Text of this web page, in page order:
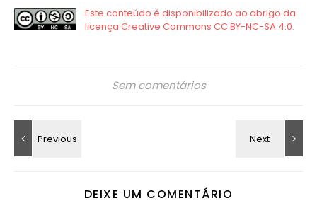
Sem comentários
DEIXE UM COMENTÁRIO